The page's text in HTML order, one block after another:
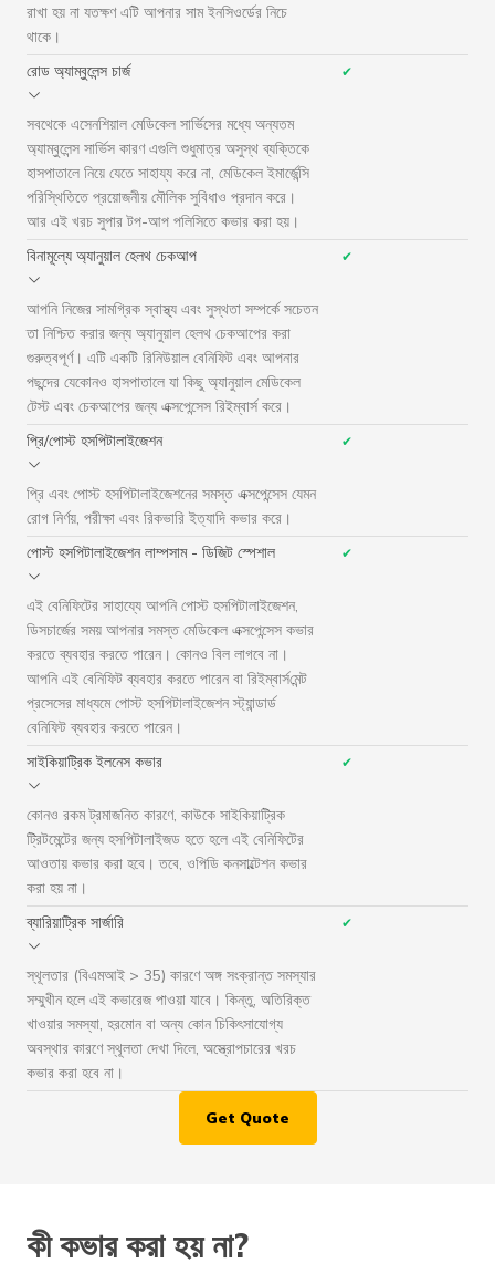
রাখা হয় না যতক্ষণ এটি আপনার সাম ইনসিওর্ডের নিচে
থাকে।
রোড অ্যাম্বুলেন্স চার্জ
সবথেকে এসেনশিয়াল মেডিকেল সার্ভিসের মধ্যে অন্যতম
অ্যাম্বুলেন্স সার্ভিস কারণ এগুলি শুধুমাত্র অসুস্থ ব্যক্তিকে
হাসপাতালে নিয়ে যেতে সাহায্য করে না, মেডিকেল ইমার্জেন্সি
পরিস্থিতিতে প্রয়োজনীয় মৌলিক সুবিধাও প্রদান করে।
আর এই খরচ সুপার টপ-আপ পলিসিতে কভার করা হয়।
✔
বিনামূল্যে অ্যানুয়াল হেলথ চেকআপ
আপনি নিজের সামগ্রিক স্বাস্থ্য এবং সুস্থতা সম্পর্কে সচেতন
তা নিশ্চিত করার জন্য অ্যানুয়াল হেলথ চেকআপের করা
গুরুত্বপূর্ণ। এটি একটি রিনিউয়াল বেনিফিট এবং আপনার
পছন্দের যেকোনও হাসপাতালে যা কিছু অ্যানুয়াল মেডিকেল
টেস্ট এবং চেকআপের জন্য এক্সপেন্সেস রিইম্বার্স‌ করে।
✔
প্রি/পোস্ট হসপিটালাইজেশন
প্রি এবং পোস্ট হসপিটালাইজেশনের সমস্ত এক্সপেন্সেস যেমন
রোগ নির্ণয়, পরীক্ষা এবং রিকভারি ইত্যাদি কভার করে।
✔
পোস্ট হসপিটালাইজেশন লাম্পসাম - ডিজিট স্পেশাল
এই বেনিফিটের সাহায্যে আপনি পোস্ট হসপিটালাইজেশন,
ডিসচার্জের সময় আপনার সমস্ত মেডিকেল এক্সপেন্সেস কভার
করতে ব্যবহার করতে পারেন। কোনও বিল লাগবে না।
আপনি এই বেনিফিট ব্যবহার করতে পারেন বা রিইম্বার্স‌মেন্ট
প্রসেসের মাধ্যমে পোস্ট হসপিটালাইজেশন স্ট্যান্ডার্ড
বেনিফিট ব্যবহার করতে পারেন।
✔
সাইকিয়াট্রিক ইলনেস কভার
কোনও রকম ট্রমাজনিত কারণে, কাউকে সাইকিয়াট্রিক
ট্রিটমেন্টের জন্য হসপিটালাইজড হতে হলে এই বেনিফিটের
আওতায় কভার করা হবে। তবে, ওপিডি কনসাল্টেশন কভার
করা হয় না।
✔
ব্যারিয়াট্রিক সার্জারি
স্থূলতার (বিএমআই > 35) কারণে অঙ্গ সংক্রান্ত সমস্যার
সম্মুখীন হলে এই কভারেজ পাওয়া যাবে। কিন্তু, অতিরিক্ত
খাওয়ার সমস্যা, হরমোন বা অন্য কোন চিকিৎসাযোগ্য
অবস্থার কারণে স্থূলতা দেখা দিলে, অস্ত্রোপচারের খরচ
কভার করা হবে না।
✔
Get Quote
কী কভার করা হয় না?